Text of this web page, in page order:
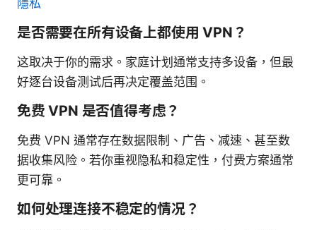
隱私
是否需要在所有设备上都使用 VPN？
这取决于你的需求。家庭计划通常支持多设备，但最
好逐台设备测试后再决定覆盖范围。
免费 VPN 是否值得考虑？
免费 VPN 通常存在数据限制、广告、减速、甚至数
据收集风险。若你重视隐私和稳定性，付费方案通常
更可靠。
如何处理连接不稳定的情况？